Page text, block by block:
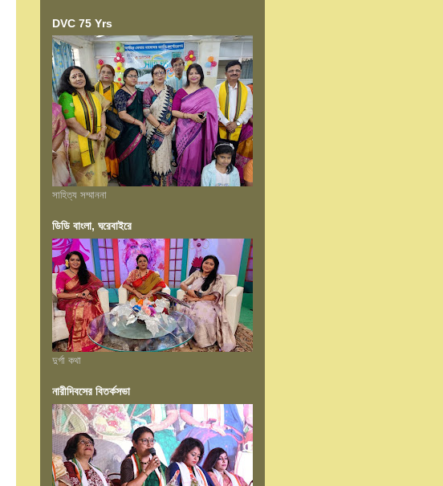
DVC 75 Yrs
সাহিত্য সম্মাননা
ডিডি বাংলা, ঘরেবাইরে
দুর্গা কথা
নারীদিবসের বিতর্কসভা